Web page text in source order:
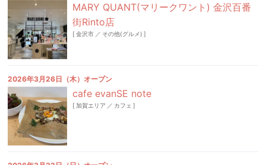
MARY QUANT(マリークワント) 金沢百番
街Rinto店
[金沢市 ／ その他(グルメ) ]
2026年3月26日（木）オープン
cafe evanSE note
[ 加賀エリア ／ カフェ ]